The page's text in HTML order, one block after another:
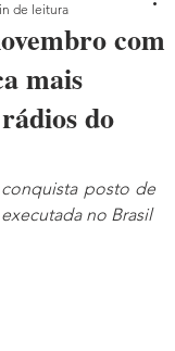
com
mais
do
de leitura
posto de
no Brasil